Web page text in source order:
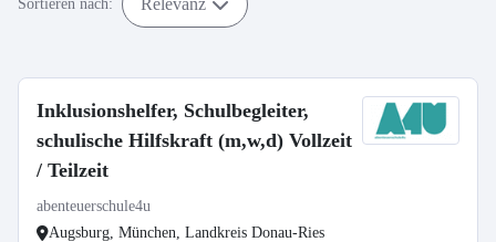
Sortieren nach:
Inklusionshelfer, Schulbegleiter,
schulische Hilfskraft (m,w,d) Vollzeit
/ Teilzeit
abenteuerschule4u
Augsburg, München, Landkreis Donau-Ries